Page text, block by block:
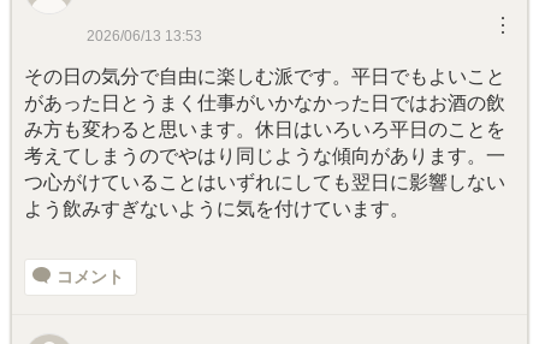
2026/06/13 13:53 ︙
その日の気分で自由に楽しむ派です。平日でもよいこと
があった日とうまく仕事がいかなかった日ではお酒の飲
み方も変わると思います。休日はいろいろ平日のことを
考えてしまうのでやはり同じような傾向があります。一
つ心がけていることはいずれにしても翌日に影響しない
よう飲みすぎないように気を付けています。
コメント